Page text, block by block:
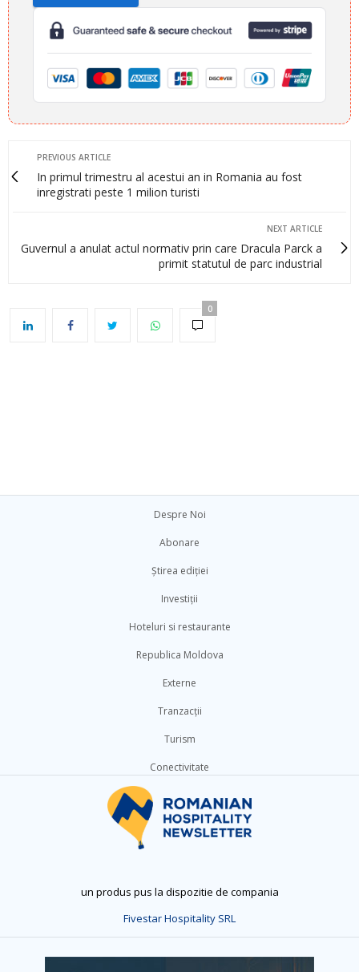
PREVIOUS ARTICLE
In primul trimestru al acestui an in Romania au fost
inregistrati peste 1 milion turisti
NEXT ARTICLE
Guvernul a anulat actul normativ prin care Dracula Parck a
primit statutul de parc industrial
0
Despre Noi
Abonare
Știrea ediției
Investiții
Hoteluri si restaurante
Republica Moldova
Externe
Tranzacții
Turism
Conectivitate
un produs pus la dispozitie de compania
Fivestar Hospitality SRL